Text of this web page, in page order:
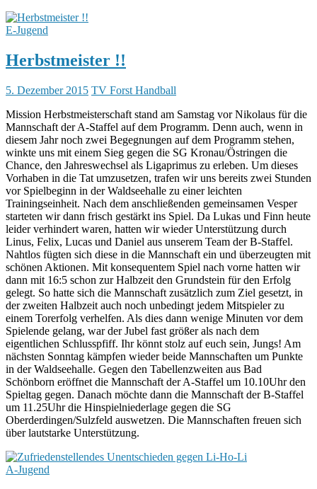
E-Jugend
Herbstmeister !!
5. Dezember 2015 TV Forst Handball
Mission Herbstmeisterschaft stand am Samstag vor Nikolaus für die
Mannschaft der A-Staffel auf dem Programm. Denn auch, wenn in
diesem Jahr noch zwei Begegnungen auf dem Programm stehen,
winkte uns mit einem Sieg gegen die SG Kronau/Östringen die
Chance, den Jahreswechsel als Ligaprimus zu erleben. Um dieses
Vorhaben in die Tat umzusetzen, trafen wir uns bereits zwei Stunden
vor Spielbeginn in der Waldseehalle zu einer leichten
Trainingseinheit. Nach dem anschließenden gemeinsamen Vesper
starteten wir dann frisch gestärkt ins Spiel. Da Lukas und Finn heute
leider verhindert waren, hatten wir wieder Unterstützung durch
Linus, Felix, Lucas und Daniel aus unserem Team der B-Staffel.
Nahtlos fügten sich diese in die Mannschaft ein und überzeugten mit
schönen Aktionen. Mit konsequentem Spiel nach vorne hatten wir
dann mit 16:5 schon zur Halbzeit den Grundstein für den Erfolg
gelegt. So hatte sich die Mannschaft zusätzlich zum Ziel gesetzt, in
der zweiten Halbzeit auch noch unbedingt jedem Mitspieler zu
einem Torerfolg verhelfen. Als dies dann wenige Minuten vor dem
Spielende gelang, war der Jubel fast größer als nach dem
eigentlichen Schlusspfiff. Ihr könnt stolz auf euch sein, Jungs! Am
nächsten Sonntag kämpfen wieder beide Mannschaften um Punkte
in der Waldseehalle. Gegen den Tabellenzweiten aus Bad
Schönborn eröffnet die Mannschaft der A-Staffel um 10.10Uhr den
Spieltag gegen. Danach möchte dann die Mannschaft der B-Staffel
um 11.25Uhr die Hinspielniederlage gegen die SG
Oberderdingen/Sulzfeld auswetzen. Die Mannschaften freuen sich
über lautstarke Unterstützung.
A-Jugend